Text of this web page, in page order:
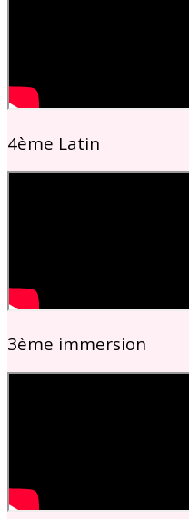
4ème Latin
3ème immersion